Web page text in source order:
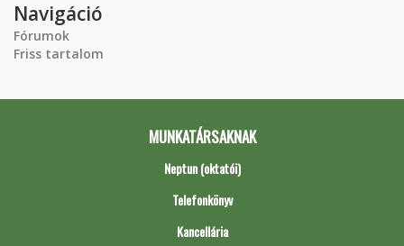
Navigáció
Fórumok
Friss tartalom
MUNKATÁRSAKNAK
Neptun (oktatói)
Telefonkönyv
Kancellária